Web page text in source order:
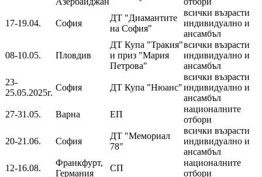
17-19.04. София
ДТ "Диамантите
на София"
всички възрасти
индивидуално и
ансамбъл
08-10.05. Пловдив
ДТ Купа "Тракия"
и приз "Мария
Петрова"
всички възрасти
индивидуално и
ансамбъл
23-
25.05.2025г.
София ДТ Купа "Нюанс"
всички възрасти
индивидуално и
ансамбъл
27-31.05.
Варна ЕП
националните
отбори
20-21.06. София
ДТ "Мемориал
78"
всички възрасти
индивидуално и
ансамбъл
12-16.08.
Франкфурт,
Германия
СП
националните
отбори